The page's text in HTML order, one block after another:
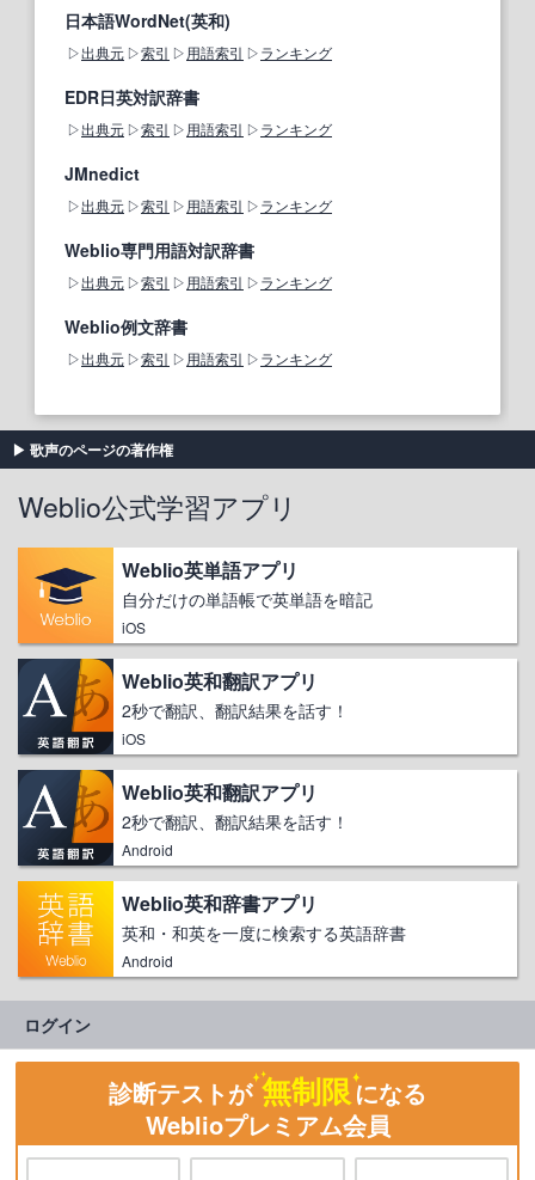
日本語WordNet(英和)
出典元 索引 用語索引 ランキング
EDR日英対訳辞書
出典元 索引 用語索引 ランキング
JMnedict
出典元 索引 用語索引 ランキング
Weblio専門用語対訳辞書
出典元 索引 用語索引 ランキング
Weblio例文辞書
出典元 索引 用語索引 ランキング
歌声のページの著作権
Weblio公式学習アプリ
Weblio英単語アプリ
自分だけの単語帳で英単語を暗記
iOS
Weblio英和翻訳アプリ
2秒で翻訳、翻訳結果を話す！
iOS
Weblio英和翻訳アプリ
2秒で翻訳、翻訳結果を話す！
Android
Weblio英和辞書アプリ
英和・和英を一度に検索する英語辞書
Android
ログイン
診断テストが 無制限になる
Weblioプレミアム会員